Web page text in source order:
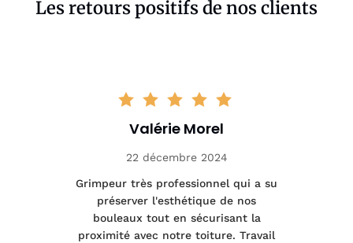
Les retours positifs de nos clients
Valérie Morel
22 décembre 2024
Grimpeur très professionnel qui a su
préserver l'esthétique de nos
bouleaux tout en sécurisant la
proximité avec notre toiture. Travail